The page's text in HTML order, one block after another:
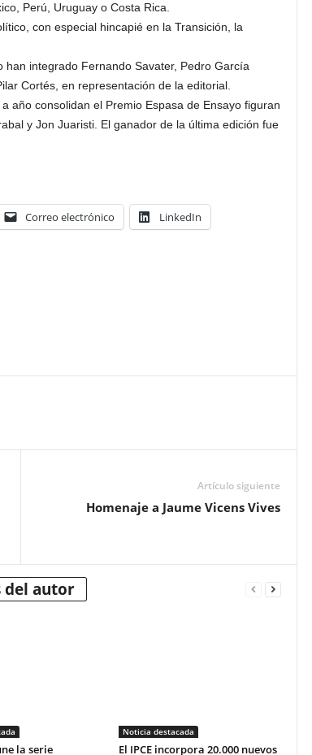
Perú, Uruguay o Costa Rica.
con especial hincapié en la Transición, la
integrado Fernando Savater, Pedro García
Cortés, en representación de la editorial.
año consolidan el Premio Espasa de Ensayo figuran
y Jon Juaristi. El ganador de la última edición fue
Correo electrónico LinkedIn
Artículo siguiente
Homenaje a Jaume Vicens Vives
del autor
la serie
Noticia destacada
El IPCE incorpora 20.000 nuevos